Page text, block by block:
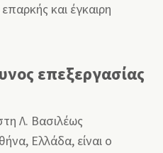
και έγκαιρη
επεξεργασίας
Λ. Βασιλέως
Ελλάδα, είναι ο